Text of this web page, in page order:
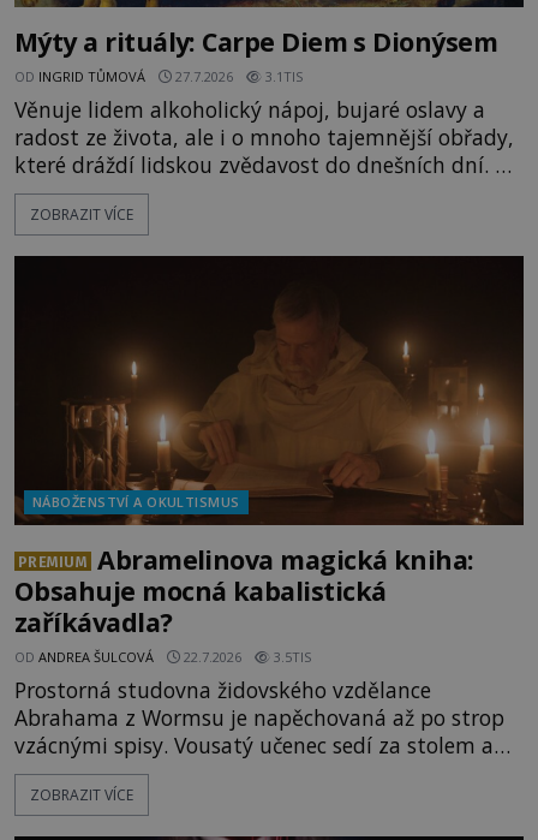
Mýty a rituály: Carpe Diem s Dionýsem
OD INGRID TŮMOVÁ 27.7.2026 3.1TIS
Věnuje lidem alkoholický nápoj, bujaré oslavy a
radost ze života, ale i o mnoho tajemnější obřady,
které dráždí lidskou zvědavost do dnešních dní. Co
doopravdy představuje bůh, jemuž Římané říkají
Bakchus? Mytologický příběh řeckého boha
ZOBRAZIT VÍCE
NÁBOŽENSTVÍ A OKULTISMUS
PREMIUM
Abramelinova magická kniha:
Obsahuje mocná kabalistická
zaříkávadla?
OD ANDREA ŠULCOVÁ 22.7.2026 3.5TIS
Prostorná studovna židovského vzdělance
Abrahama z Wormsu je napěchovaná až po strop
vzácnými spisy. Vousatý učenec sedí za stolem a
před sebou má rozložený jeden z nejzáhadnějších
magických textů. Jde o Abramelinův grimoár, který
ZOBRAZIT VÍCE